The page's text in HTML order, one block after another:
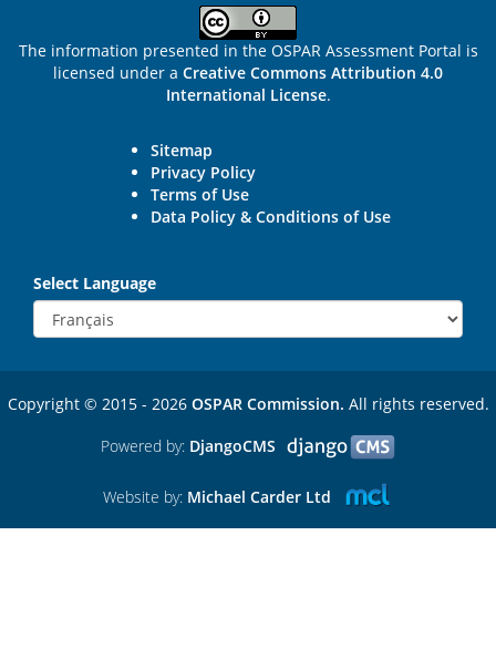
The information presented in the OSPAR Assessment Portal is
licensed under a Creative Commons Attribution 4.0
International License.
Sitemap
Privacy Policy
Terms of Use
Data Policy & Conditions of Use
Select Language
Copyright © 2015 - 2026 OSPAR Commission. All rights reserved.
Powered by: DjangoCMS
Website by: Michael Carder Ltd